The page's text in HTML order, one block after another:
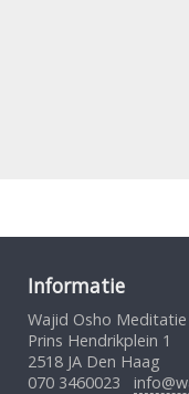
Informatie
Wajid Osho
Prins Hendrikplein 1
2518 JA Den Haag
070 3460023